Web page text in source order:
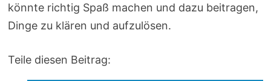
könnte richtig Spaß machen und dazu beitragen,
Dinge zu klären und aufzulösen.
Teile diesen Beitrag: